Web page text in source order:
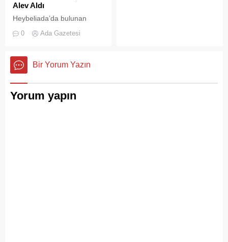
Alev Aldı
Heybeliada’da bulunan
çatısında, tamirat
çıktı. Gökyüzünü kaplayan
yoğun duman paniğe neden
0 Ada Gazetesi
Bir Yorum Yazın
Yorum yapın